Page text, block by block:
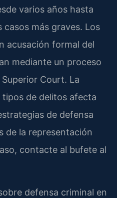
varios años hasta
casos más graves. Los
acusación formal del
mediante un proceso
Court. La
de delitos afecta
de defensa
de la representación
contacte al bufete al
defensa criminal en